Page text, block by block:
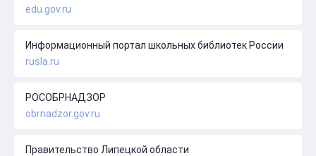
edu.gov.ru
Информационный портал школьных библиотек России
rusla.ru
РОСОБРНАДЗОР
obrnadzor.gov.ru
Правительство Липецкой области